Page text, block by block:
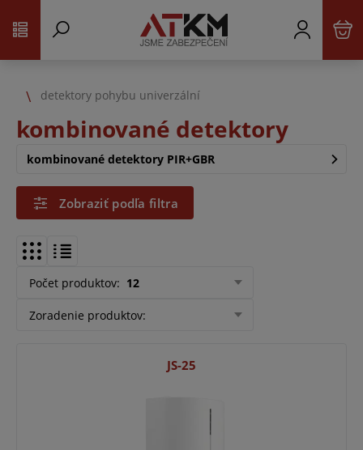
detektory pohybu univerzální
kombinované detektory
kombinované detektory PIR+GBR
Zobraziť podľa filtra
Počet produktov: 12
Zoradenie produktov:
JS-25